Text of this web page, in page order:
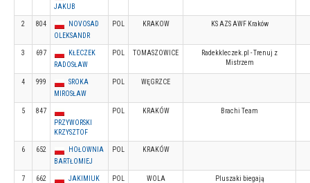
JAKUB
2 804
NOVOSAD
OLEKSANDR
POL KRAKOW KS AZS AWF Kraków
3 697
KŁECZEK
RADOSŁAW
POL TOMASZOWICE
Radekkleczek.pl - Trenuj z
Mistrzem
4 999
SROKA
MIROSŁAW
POL WĘGRZCE
5
847
PRZYWORSKI
KRZYSZTOF
POL KRAKÓW Brachi Team
6 652
HOŁOWNIA
BARTŁOMIEJ
POL KRAKÓW
7 662
JAKIMIUK
POL WOLA Pluszaki biegają